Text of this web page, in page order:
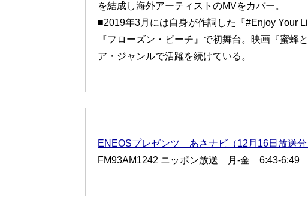
を結成し海外アーティストのMVをカバー。
■2019年3月には自身が作詞した『#Enjoy Your
『フローズン・ビーチ』で初舞台。映画『蜜蜂
ア・ジャンルで活躍を続けている。
ENEOSプレゼンツ あさナビ（12月16日放送分
FM93AM1242 ニッポン放送 月-金 6:43-6:49